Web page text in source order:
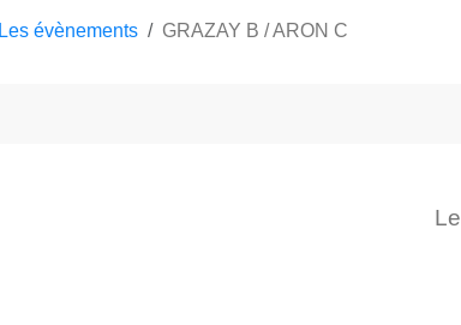
Les évènements GRAZAY B / ARON C
Le